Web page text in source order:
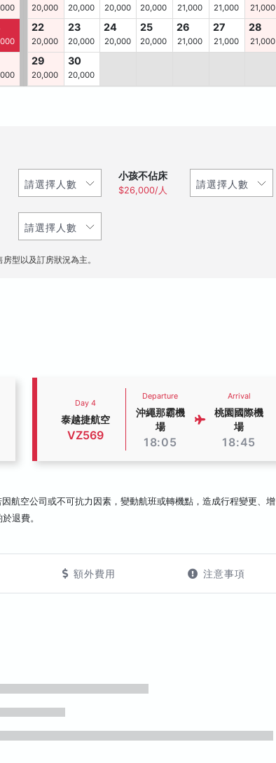
20,000 20,000 20,000 20,000 21,000 21,000 21,000
22
20,000
23
20,000
24
20,000
25
20,000
26
21,000
27
21,000
28
21,000
29
20,000
30
20,000
小孩不佔床
$26,000/人
型以及訂房狀況為主。
Day 4
泰越捷航空
VZ569
Departure
沖繩那霸機
場
18:05
Arrival
桃園國際機
場
18:45
航空公司或不可抗力因素，變動航班或轉機點，造成行程變更、增
退費。
額外費用 注意事項